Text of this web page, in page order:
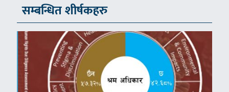
सम्बन्धित शीर्षकहरु